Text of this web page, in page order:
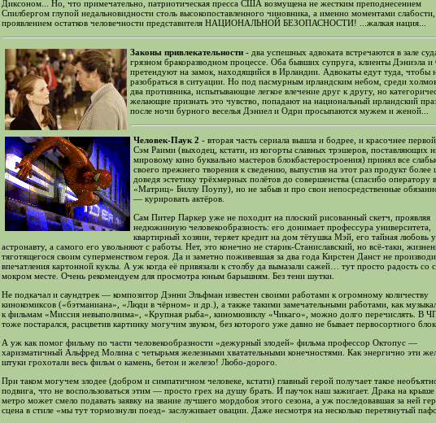
Диксоном... Но, что примечательно, патриотическая пресса США возмущена не жестким преподнесением
Спилбергом глупой недальновидности столь высокопоставленного чиновника, а именно моментами слабости,
проявлением остатков человечности представителя НАЦИОНАЛЬНОЙ БЕЗОПАСНОСТИ! ...жалкая нация...
Законы привлекательности - два успешных адвоката встречаются в зале
грязном бракоразводном процессе. Оба бывших супруга, клиенты Дэниэла и
претендуют на замок, находящийся в Ирландии. Адвокаты едут туда, чтобы
разобраться в ситуации. Но под пасмурным ирландским небом, среди
два противника, испытывающие легкое влечение друг к другу, но
желающие признать это чувство, попадают на национальный ирландский
после ночи бурного веселья Дэниел и Одри просыпаются мужем и женой...
Человек-Паук 2 - вторая часть сериала вышла и бодрее, и красочнее
Сэм Раими (выходец, кстати, из когорты славных трэшеров, поставляющих
мировому кино буквально мастеров блокбастеростроения) принял все
своего прежнего творения к сведению, выпустив на этот раз продукт более
доведя эстетику трёхмерных полётов до совершенства (спасибо оператору
«Матриц» Биллу Поупу), но не забыв и про свои непосредственные
— курировать актёров.
Сам Питер Паркер уже не походит на плоский рисованный скетч, проявляя
недюжинную человекообразность: его донимает профессура университета,
квартирный хозяин, теряет кредит на дом тётушка Мэй, его тайная любовь
астронавту, а самого его увольняют с работы. Нет, это конечно не старик-Станиславский, но всё-таки,
тяготящегося своим суперменством героя. Да и заметно поживевшая за два года Кирстен Данст не
впечатления картонной куклы. А уж когда её привязали к столбу да вымазали сажей… тут просто радость со
мокром месте. Очень рекомендуем для просмотра юным барышням. Без тени шутки.
Не подкачал и саундтрек — композитор Дэнни Эльфман известен своими работами к огромному количеству
кинокомиксов («бэтманиана», «Люди в чёрном» и др.), а также такими замечательными работами, как
к фильмам «Миссия невыполнима», «Крупная рыба», киномюзиклу «Чикаго», можно долго перечислять. В
тоже постарался, расцветив картинку могучим звуком, без которого уже давно не бывает первосортного
А уж как помог фильму по части человекообразности «дежурный злодей» фильма профессор Октопус —
харизматичный Альфред Молина с четырьмя железными хватательными конечностями. Как энергично эти
штуки грохотали весь фильм о камень, бетон и железо! Любо-дорого.
При таком могучем злодее (добром и симпатичном человеке, кстати) главный герой получает такое
подвига, что не воспользоваться этим — просто грех на душу брать. И паучок наш зажигает. Драка на крыше
метро может смело подавать заявку на звание лучшего мордобоя этого сезона, а уж последовавшая за ней
сцена в стиле «мы тут тормознули поезд» заслуживает овации. Даже несмотря на несколько перетянутый